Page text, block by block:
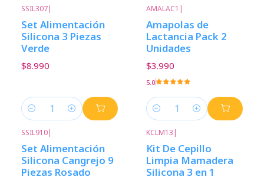
SSIL307|
Set Alimentación
Silicona 3 Piezas
Verde
$8.990
Cantidad
AMALAC1 |
Amapolas de
Lactancia Pack 2
Unidades
$3.990
5.0
Cantidad
SSIL910|
Set Alimentación
Silicona Cangrejo 9
Piezas Rosado
KCLM13 |
Kit De Cepillo
Limpia Mamadera
Silicona 3 en 1